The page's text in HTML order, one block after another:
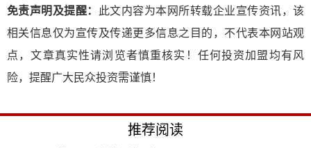
免责声明及提醒：
此文内容为本网所转载企业宣传资讯，该
相关信息仅为宣传及传递更多信息之目的，不代表本网站观
点，文章真实性请浏览者慎重核实！任何投资加盟均有风
险，提醒广大民众投资需谨慎！
推荐阅读